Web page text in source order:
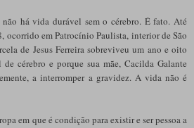
há vida durável sem o cérebro. É fato. Até
ocorrido em Patrocínio Paulista, interior de São
de Jesus Ferreira sobreviveu um ano e oito
de cérebro e porque sua mãe, Cacilda Galante
a interromper a gravidez. A vida não é
em que é condição para existir e ser pessoa a